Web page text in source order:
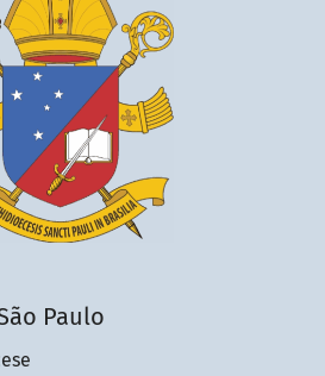
Paulo